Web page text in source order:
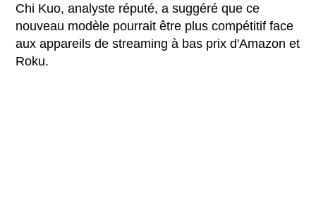
Chi Kuo, analyste réputé, a suggéré que ce
nouveau modèle pourrait être plus compétitif face
aux appareils de streaming à bas prix d'Amazon et
Roku.